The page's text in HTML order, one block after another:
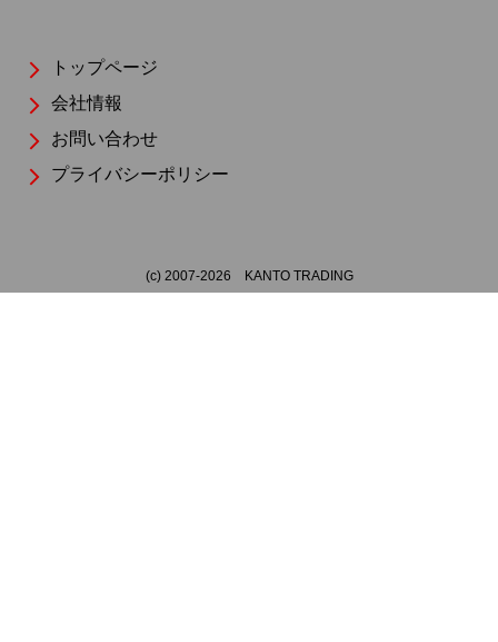
トップページ
会社情報
お問い合わせ
プライバシーポリシー
(c) 2007-2026 KANTO TRADING